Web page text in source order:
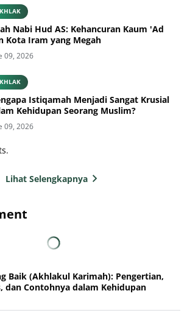
Nabi Hud AS: Kehancuran Kaum 'Ad
Kota Iram yang Megah
09, 2026
Istiqamah Menjadi Sangat Krusial
Kehidupan Seorang Muslim?
09, 2026
Lihat Selengkapnya
Baik (Akhlakul Karimah): Pengertian,
dan Contohnya dalam Kehidupan